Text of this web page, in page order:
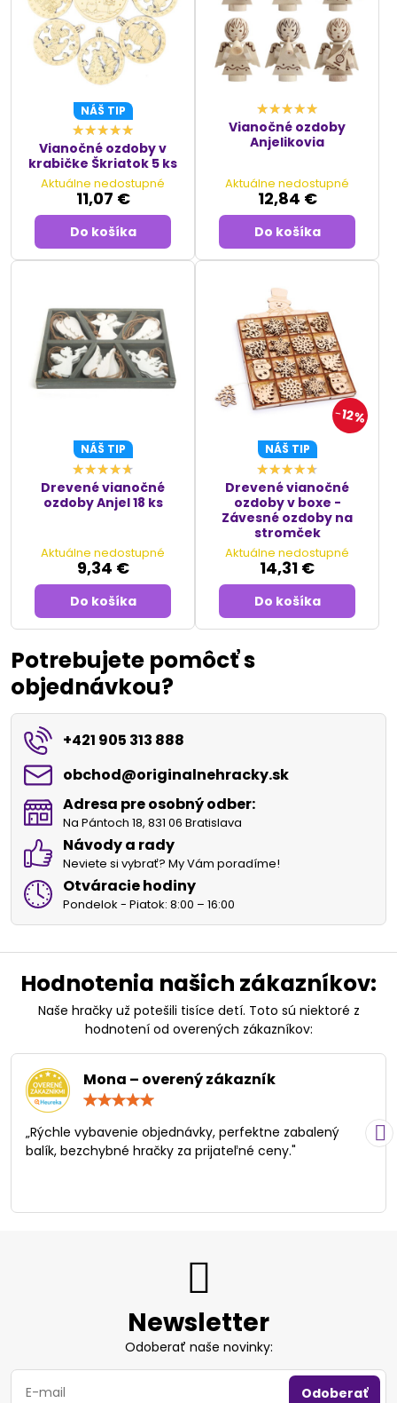
Vianoc. S našimi ozdobami sa vaša
vianočná výzdoba
stane skutočne výnimočnou a nezabudnuteľnou. Či už
hľadáte elegantné biele ozdoby na stromček, alebo bohaté
a zložitévianočné betlehemy, naše produkty vám
NÁŠ TIP
Vianočné ozdoby v
krabičke Škriatok 5 ks
Aktuálne nedostupné
11,07 €
Do košíka
Vianočné ozdoby
Anjelikovia
Aktuálne nedostupné
12,84 €
Do košíka
NÁŠ TIP
Drevené vianočné
ozdoby Anjel 18 ks
Aktuálne nedostupné
9,34 €
Do košíka
12%
NÁŠ TIP
Drevené vianočné
ozdoby v boxe -
Závesné ozdoby na
stromček
Aktuálne nedostupné
14,31 €
Do košíka
Potrebujete pomôcť s
objednávkou?
+421 905 313 888
obchod​@originalnehracky​.sk
Adresa pre osobný odber:
Na Pántoch 18, 831 06 Bratislava
Návody a rady
Neviete si vybrať? My Vám poradíme!
Otváracie hodiny
Pondelok - Piatok: 8:00 – 16:00
Hodnotenia našich zákazníkov:
Naše hračky už potešili tisíce detí. Toto sú niektoré z
hodnotení od overených zákazníkov:
Mona – overený zákazník
/
5
„Rýchle vybavenie objednávky, perfektne zabalený
balík, bezchybné hračky za prijateľné ceny."
Newsletter
Odoberať naše novinky:
Odoberať